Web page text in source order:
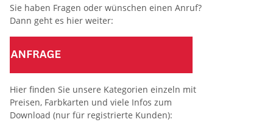
Sie haben Fragen oder wünschen einen Anruf?
Dann geht es hier weiter:
Hier finden Sie unsere Kategorien einzeln mit
Preisen, Farbkarten und viele Infos zum
Download (nur für registrierte Kunden):